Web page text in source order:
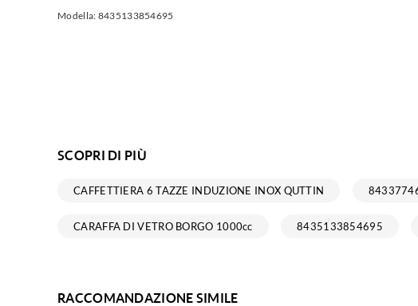
Modella: 8435133854695
SCOPRI DI PIÙ
CAFFETTIERA 6 TAZZE INDUZIONE INOX QUTTIN
CARAFFA DI VETRO BORGO 1000cc 8435133854695
RACCOMANDAZIONE SIMILE